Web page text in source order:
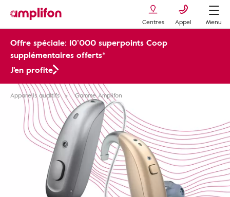
Centres Appel Menu
Offre spéciale: 10’000 superpoints Coop
supplémentaires offerts*
J'en profite
Appareils auditifs Gamme Amplifon